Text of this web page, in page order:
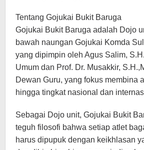
Tentang Gojukai Bukit Baruga
Gojukai Bukit Baruga adalah Dojo
bawah naungan Gojukai Komda
yang dipimpin oleh Agus Salim,
Umum dan Prof. Dr. Musakkir,
Dewan Guru, yang fokus membina
hingga tingkat nasional dan
Sebagai Dojo unit, Gojukai Bukit
teguh filosofi bahwa setiap atlet
harus dipupuk dengan keikhlasan